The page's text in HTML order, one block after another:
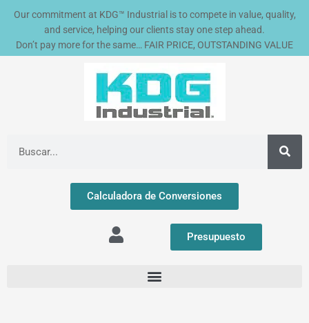
Our commitment at KDG™ Industrial is to compete in value, quality,
and service, helping our clients stay one step ahead.
Don’t pay more for the same… FAIR PRICE, OUTSTANDING VALUE
Calculadora de Conversiones
Presupuesto